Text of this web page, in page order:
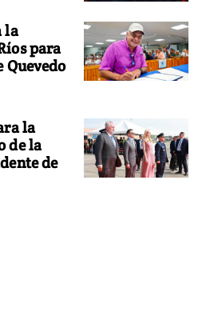
la
para
la
de la
de